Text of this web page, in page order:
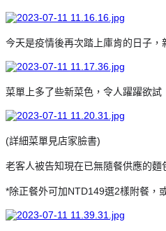
今天是疫情後再次踏上庫肯的日子
菜單上多了些新菜色，令人躍躍欲試
(詳細菜單見店家臉書)
老客人被告知現在已無隨餐供應的
*除正餐外可加NTD149選2樣附餐，